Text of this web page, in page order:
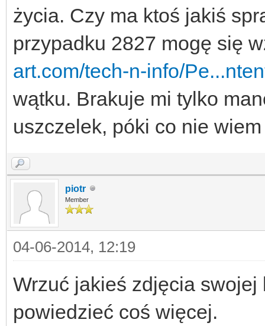
życia. Czy ma ktoś jakiś
przypadku 2827 mogę się
art.com/tech-n-info/
wątku. Brakuje mi tylko
uszczelek, póki co nie
piotr
Member
04-06-2014, 12:19
Wrzuć jakieś zdjęcia
powiedzieć coś więcej.